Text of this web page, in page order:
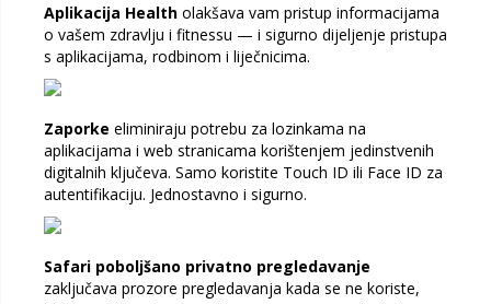
Aplikacija Health olakšava vam pristup informacijama
o vašem zdravlju i fitnessu — i sigurno dijeljenje pristupa
s aplikacijama, rodbinom i liječnicima.
Zaporke eliminiraju potrebu za lozinkama na
aplikacijama i web stranicama korištenjem jedinstvenih
digitalnih ključeva. Samo koristite Touch ID ili Face ID za
autentifikaciju. Jednostavno i sigurno.
Safari poboljšano privatno pregledavanje
zaključava prozore pregledavanja kada se ne koriste,